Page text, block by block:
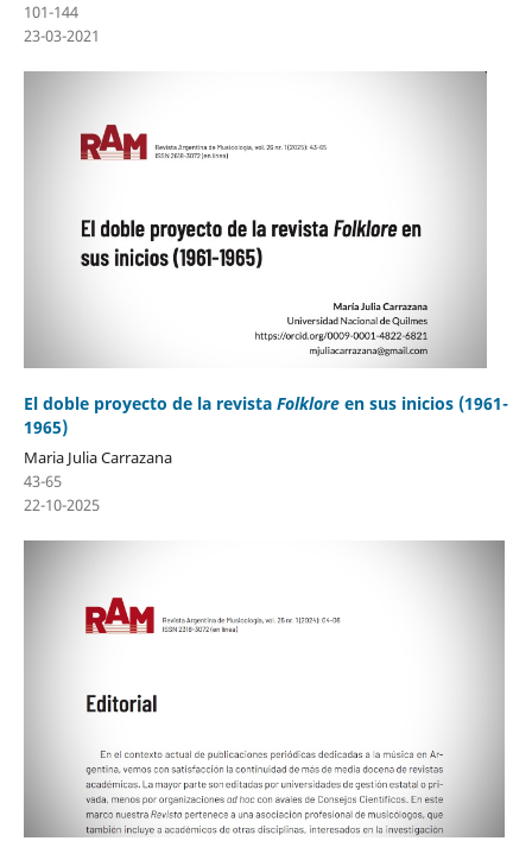
101-144
23-03-2021
El doble proyecto de la revista Folkloreen sus inicios (1961-
1965)
Maria Julia Carrazana
43-65
22-10-2025